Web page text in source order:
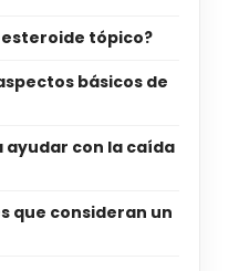
esteroide tópico?
básicos de
ayudar con la caída
que consideran un